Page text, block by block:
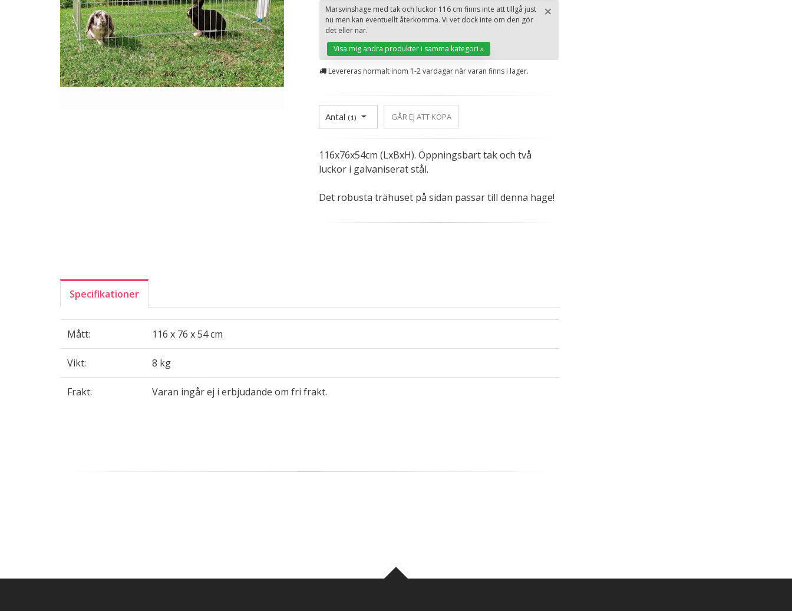
×
Marsvinshage med tak och luckor 116 cm finns inte att tillgå just
nu men kan eventuellt återkomma. Vi vet dock inte om den gör
det eller när.
Visa mig andra produkter i samma kategori »
Levereras normalt inom 1-2 vardagar när varan finns i lager.
Antal (1) GÅR EJ ATT KÖPA
116x76x54cm (LxBxH). Öppningsbart tak och två
luckor i galvaniserat stål.
Det robusta trähuset på sidan passar till denna hage!
Specifikationer
Mått: 116 x 76 x 54 cm
Vikt: 8 kg
Frakt: Varan ingår ej i erbjudande om fri frakt.